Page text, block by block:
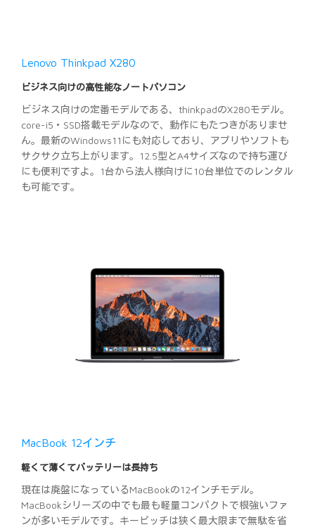
Lenovo Thinkpad X280
ビジネス向けの高性能なノートパソコン
ビジネス向けの定番モデルである、thinkpadのX280モデル。
core-i5・SSD搭載モデルなので、動作にもたつきがありませ
ん。最新のWindows11にも対応しており、アプリやソフトも
サクサク立ち上がります。12.5型とA4サイズなので持ち運び
にも便利ですよ。1台から法人様向けに10台単位でのレンタル
も可能です。
MacBook 12インチ
軽くて薄くてバッテリーは長持ち
現在は廃盤になっているMacBookの12インチモデル。
MacBookシリーズの中でも最も軽量コンパクトで根強いファ
ンが多いモデルです。キーピッチは狭く最大限まで無駄を省